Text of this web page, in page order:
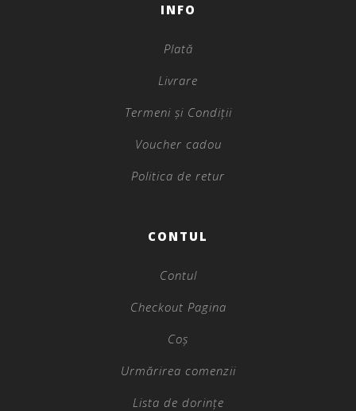
INFO
Plată
Livrare
Termeni și Condiții
Voucher cadou
Politica de retur
CONTUL
Contul
Checkout Pagina
Coș
Urmărirea comenzii
Lista de dorințe